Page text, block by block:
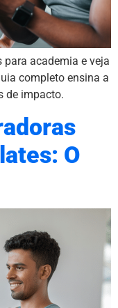
academia e veja
completo ensina a
de impacto.
O